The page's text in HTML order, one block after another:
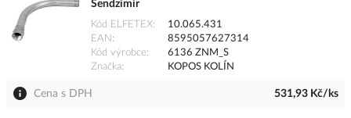
Sendzimir
Kód ELFETEX
10.065.431
EAN
8595057627314
Kód výrobce
6136 ZNM_S
Značka
KOPOS KOLÍN
Cena s DPH 531,93 Kč/ks